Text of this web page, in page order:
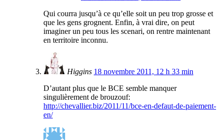
Qui courra jusqu’à ce qu’elle soit un peu trop grosse et
que les gens grognent. Enfin, à vrai dire, on peut
imaginer un peu tous les scenari, on rentre maintenant
en territoire inconnu.
Higgins 18 novembre 2011, 12 h 33 min
D’autant plus que le BCE semble manquer
singulièrement de brouzouf:
http://chevallier.biz/2011/11/bce-en-defaut-de-paiement-
en/